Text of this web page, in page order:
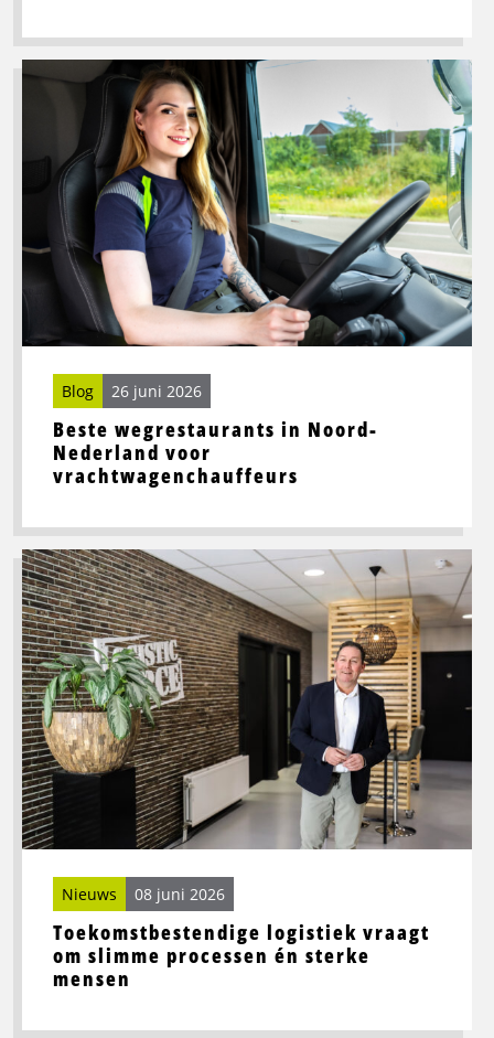
Beste wegrestaurants in Noord-
Nederland voor
vrachtwagenchauffeurs
Blog 26 juni 2026
Lees
Beste
wegrestaurants
Noord-
Nederland
voor
vrachtwagenchauffeurs
Toekomstbestendige logistiek vraagt
om slimme processen én sterke
mensen
Nieuws 08 juni 2026
Lees
meer
over
Toekomstbestendige
logistiek
vraagt
om
slimme
processen
én
sterke
mensen